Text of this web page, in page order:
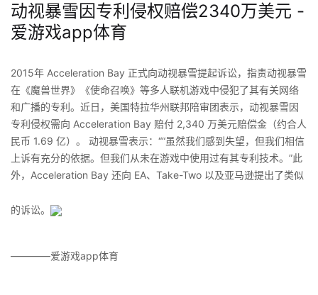
动视暴雪因专利侵权赔偿2340万美元 -
爱游戏app体育
2015年 Acceleration Bay 正式向动视暴雪提起诉讼，指责动视暴雪
在《魔兽世界》《使命召唤》等多人联机游戏中侵犯了其有关网络
和广播的专利。近日，美国特拉华州联邦陪审团表示，动视暴雪因
专利侵权需向 Acceleration Bay 赔付 2,340 万美元赔偿金（约合人
民币 1.69 亿）。 动视暴雪表示：““虽然我们感到失望，但我们相信
上诉有充分的依据。但我们从未在游戏中使用过有其专利技术。”此
外，Acceleration Bay 还向 EA、Take-Two 以及亚马逊提出了类似
的诉讼。
————爱游戏app体育